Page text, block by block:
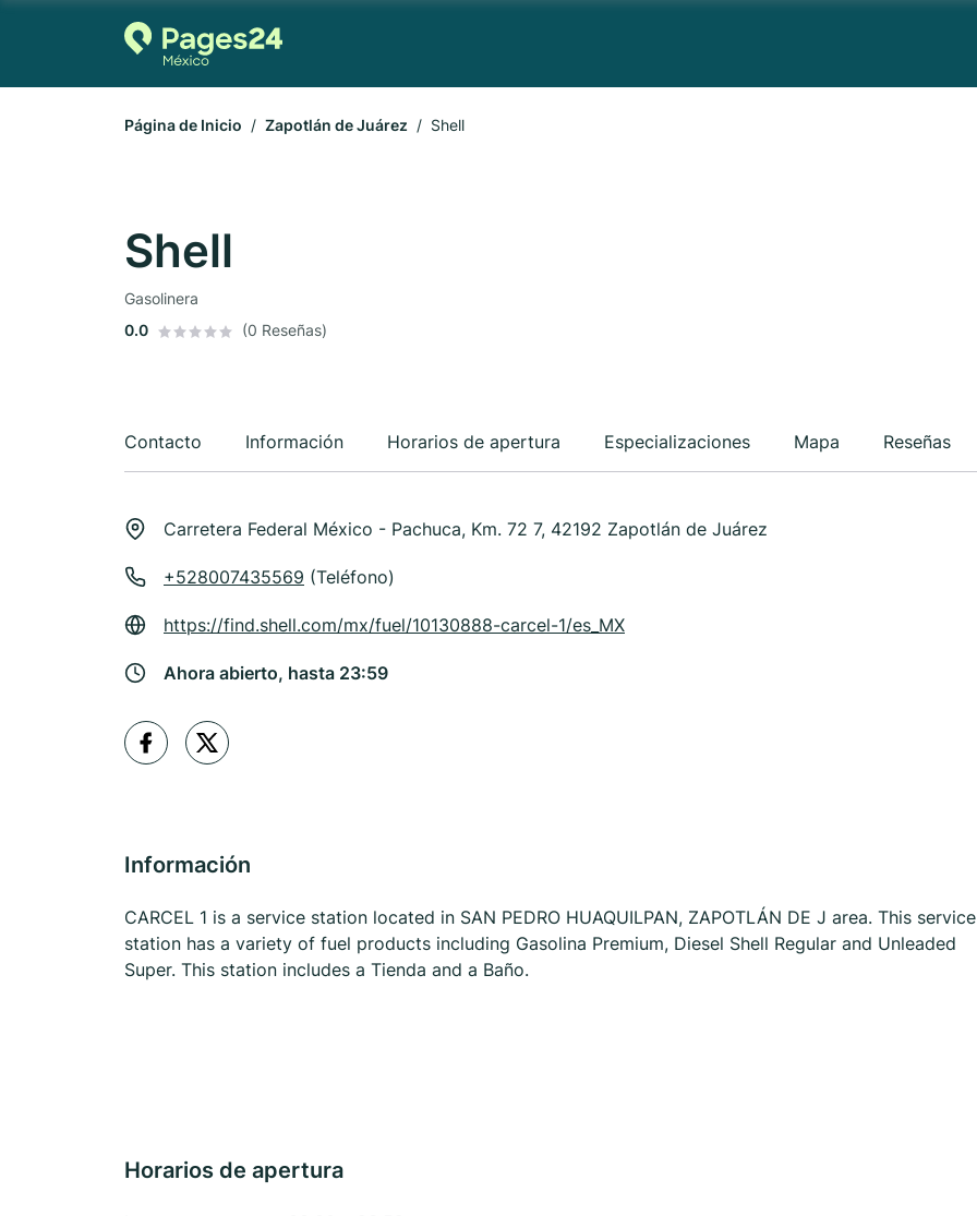
Página de Inicio Zapotlán de Juárez Shell
Shell
Gasolinera
0.0
(0 Reseñas)
Contacto Información Horarios de apertura Especializaciones Mapa Reseñas
Carretera Federal México - Pachuca, Km. 72 7, 42192 Zapotlán de Juárez
+528007435569 (Teléfono)
https://find.shell.com/mx/fuel/10130888-carcel-1/es_MX
Ahora abierto, hasta 23:59
Información
CARCEL 1 is a service station located in SAN PEDRO HUAQUILPAN, ZAPOTLÁN DE J area. This service
station has a variety of fuel products including Gasolina Premium, Diesel Shell Regular and Unleaded
Super. This station includes a Tienda and a Baño.
Horarios de apertura